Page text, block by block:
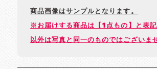
商品画像はサンプルとなります。
※お届けする商品は【1点もの】と表
以外は写真と同一のものではございま